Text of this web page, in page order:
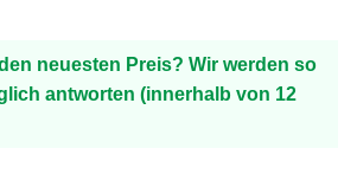
neuesten Preis? Wir werden so
antworten (innerhalb von 12